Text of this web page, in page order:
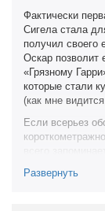
Фактически
Сигела стала
получил своего
Оскар позволит
«Грязному
которые стали
(как мне
Если всерьез
повествования.
Развернуть